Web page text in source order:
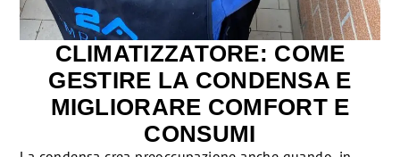
CLIMATIZZATORE: COME
GESTIRE LA CONDENSA E
MIGLIORARE COMFORT E
CONSUMI